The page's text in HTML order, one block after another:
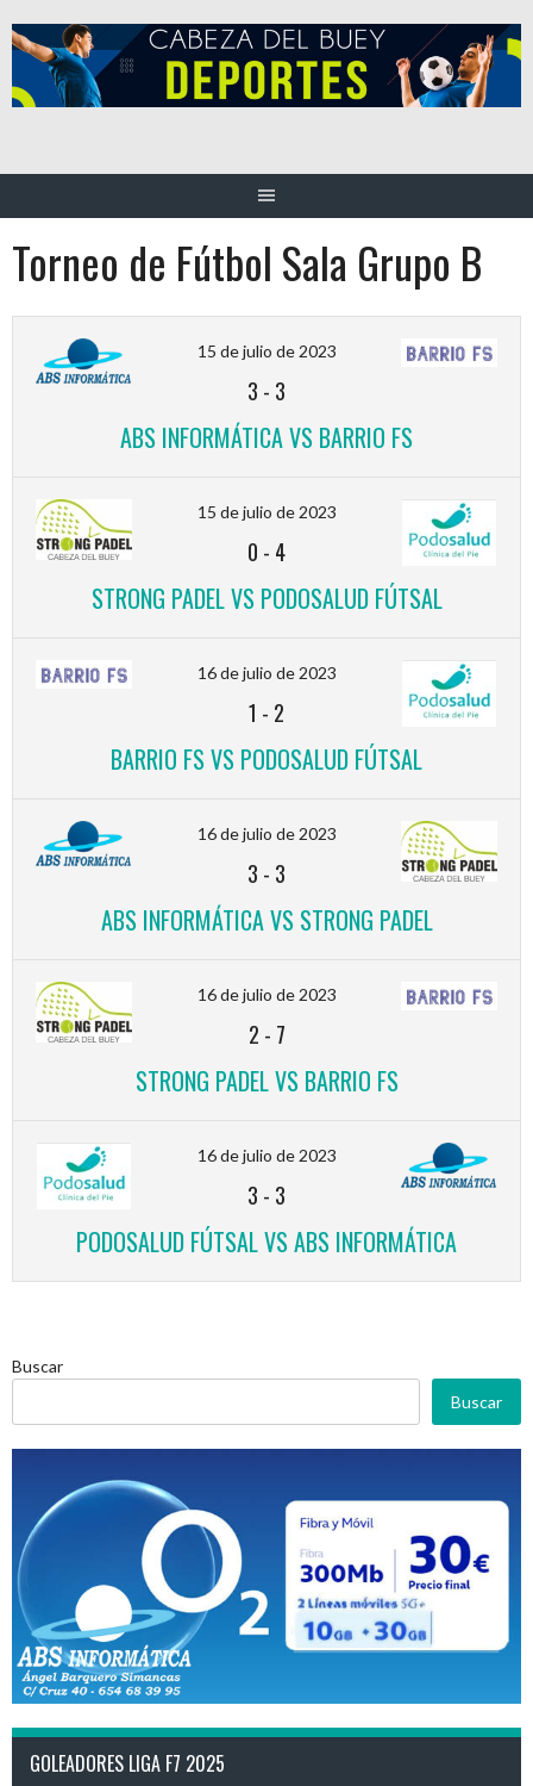
al
contenido
Torneo de Fútbol Sala Grupo B
15 de julio de 2023
3 - 3
ABS INFORMÁTICA VS BARRIO FS
15 de julio de 2023
0 - 4
STRONG PADEL VS PODOSALUD FÚTSAL
16 de julio de 2023
1 - 2
BARRIO FS VS PODOSALUD FÚTSAL
16 de julio de 2023
3 - 3
ABS INFORMÁTICA VS STRONG PADEL
16 de julio de 2023
2 - 7
STRONG PADEL VS BARRIO FS
16 de julio de 2023
3 - 3
PODOSALUD FÚTSAL VS ABS INFORMÁTICA
Buscar
Buscar
GOLEADORES LIGA F7 2025